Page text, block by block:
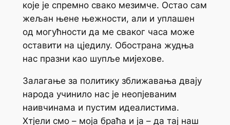
које је спремно свако мезимче. Остао сам
жељан њене њежности, али и уплашен
од могућности да ме сваког часа може
оставити на цједилу. Обострана жудња
нас празни као шупље мијехове.
Залагање за политику зближавања двају
народа учинило нас је неопјеваним
наивчинама и пустим идеалистима.
Хтјели смо – моја браћа и ја – да тај наш